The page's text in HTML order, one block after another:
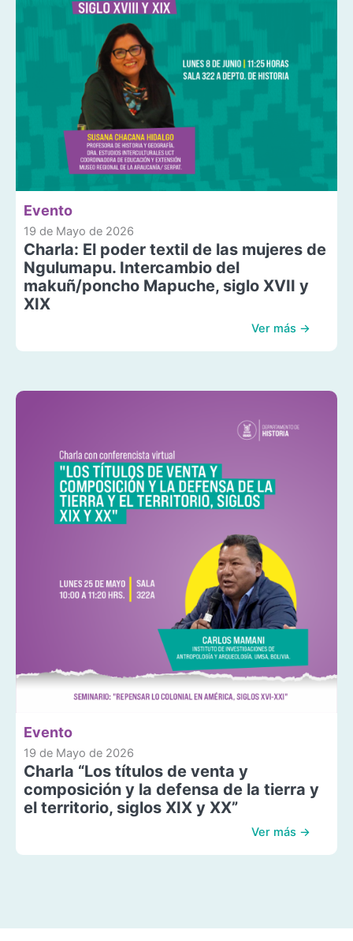
Evento
19 de Mayo de 2026
Charla: El poder textil de las mujeres de
Ngulumapu. Intercambio del
makuñ/poncho Mapuche, siglo XVII y
XIX
Ver más →
Evento
19 de Mayo de 2026
Charla “Los títulos de venta y
composición y la defensa de la tierra y
el territorio, siglos XIX y XX”
Ver más →